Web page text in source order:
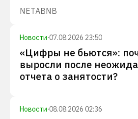
NETABNB
Новости·07.08.2026 23:50
«Цифры не бьются»:
выросли после
отчета о занятости?
Новости·08.08.2026 02:36